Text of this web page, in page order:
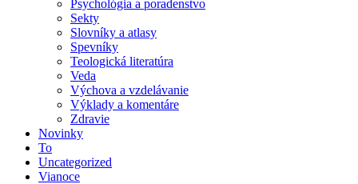
Psychológia a poradenstvo
Sekty
Slovníky a atlasy
Spevníky
Teologická literatúra
Veda
Výchova a vzdelávanie
Výklady a komentáre
Zdravie
Novinky
To
Uncategorized
Vianoce